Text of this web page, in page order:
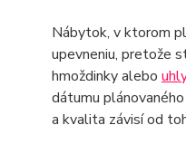
Nábytok, v ktorom
upevneniu, pretože
hmoždinky alebo
dátumu
a kvalita závisí od